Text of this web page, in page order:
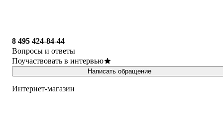
8 495 424-84-44
Вопросы и ответы
Поучаствовать в интервью
Написать обращение
Интернет-магазин